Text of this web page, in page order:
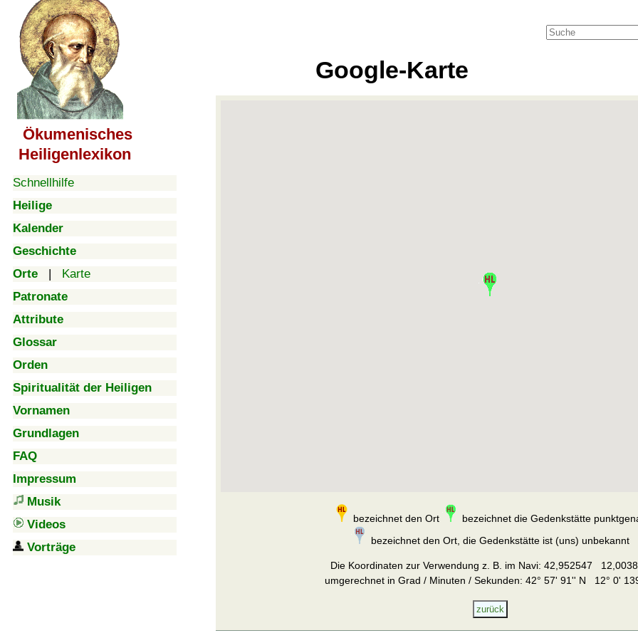
Ökumenisches
Heiligenlexikon
Schnellhilfe
Heilige
Kalender
Geschichte
Orte | Karte
Patronate
Attribute
Glossar
Orden
Spiritualität der Heiligen
Vornamen
Grundlagen
FAQ
Impressum
Musik
Videos
Vorträge
Google-Karte
bezeichnet den Ort
bezeichnet die Gedenkstätte
bezeichnet den Ort, die Gedenkstätte ist (uns) unbekannt
Die Koordinaten zur Verwendung z. B. im Navi: 42,952547
umgerechnet in Grad / Minuten / Sekunden: 42° 57' 91'' N 12° 0'